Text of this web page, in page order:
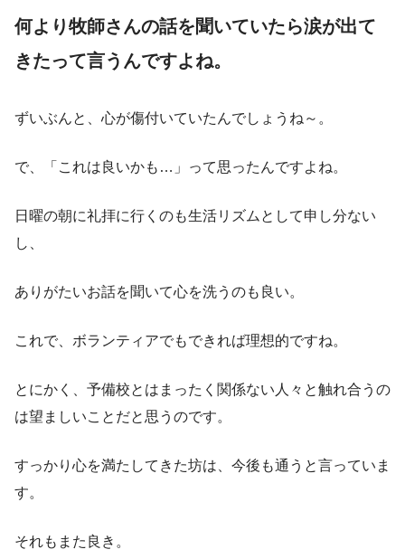
何より牧師さんの話を聞いていたら涙が出て
きたって言うんですよね。
ずいぶんと、心が傷付いていたんでしょうね～。
で、「これは良いかも…」って思ったんですよね。
日曜の朝に礼拝に行くのも生活リズムとして申し分ない
し、
ありがたいお話を聞いて心を洗うのも良い。
これで、ボランティアでもできれば理想的ですね。
とにかく、予備校とはまったく関係ない人々と触れ合うの
は望ましいことだと思うのです。
すっかり心を満たしてきた坊は、今後も通うと言っていま
す。
それもまた良き。